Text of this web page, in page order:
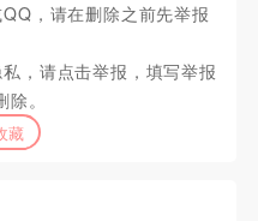
，请在删除之前先举报
，请点击举报，填写举报
。
藏